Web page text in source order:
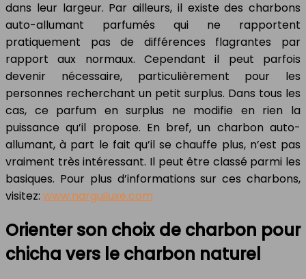
dans leur largeur. Par ailleurs, il existe des charbons
auto-allumant parfumés qui ne rapportent
pratiquement pas de différences flagrantes par
rapport aux normaux. Cependant il peut parfois
devenir nécessaire, particulièrement pour les
personnes recherchant un petit surplus. Dans tous les
cas, ce parfum en surplus ne modifie en rien la
puissance qu’il propose. En bref, un charbon auto-
allumant, à part le fait qu’il se chauffe plus, n’est pas
vraiment très intéressant. Il peut être classé parmi les
basiques. Pour plus d’informations sur ces charbons,
visitez: www.narguiluxe.com
Orienter son choix de charbon pour
chicha vers le charbon naturel